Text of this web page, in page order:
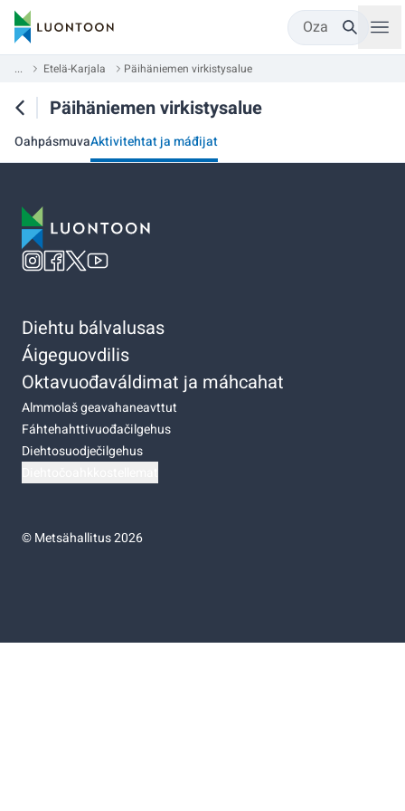
Oza
... Etelä-Karjala Päihäniemen virkistysalue
Päihäniemen virkistysalue
OahpásmuvaAktivitehtat ja máđijat
Diehtu bálvalusas
Áigeguovdilis
Oktavuođaváldimat ja máhcahat
Almmolaš geavahaneavttut
Fáhtehahttivuođačilgehus
Diehtosuodječilgehus
©Metsähallitus 2026